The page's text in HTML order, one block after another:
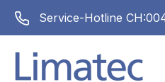
Zur
Service-Hotline CH: